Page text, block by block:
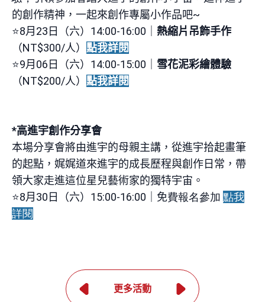
的創作精神，一起來創作專屬小作品吧~
⭐8月 23日（六） 14:00-16:00
熱縮片吊飾手作
（NT$300/人） 點我詳閱
⭐9月06日（六） 14:00-15:00
雪花泥彩繪體驗
（NT$200/人） 點我詳閱
*高進宇創作分享會
本場分享會將由進宇的母親主講，從進宇拾起畫筆
的起點，娓娓道來進宇的成長歷程與創作日常，帶
領大家走進這位星兒藝術家的獨特宇宙。
⭐8月 30日（六）15:00-16:00｜免費報名參加 點我
詳閱
更多活動